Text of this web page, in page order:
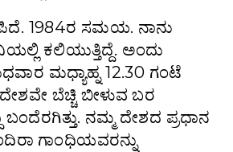
1984ರ ಸಮಯ. ನಾನು
ಕಲಿಯುತ್ತಿದ್ದೆ. ಅಂದು
ಮಧ್ಯಾಹ್ನ 12.30 ಗಂಟೆ
ಬೆಚ್ಚಿ ಬೀಳುವ ಬರ
ನಮ್ಮ ದೇಶದ ಪ್ರಧಾನ
ಗಾಂಧಿಯವರನ್ನು